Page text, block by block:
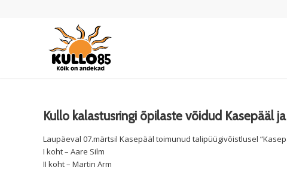
Kullo kalastusringi õpilaste võidud Kasepääl
Laupäeval 07.märtsil Kasepääl toimunud talipüügivõistlusel
I koht – Aare Silm
II koht – Martin Arm